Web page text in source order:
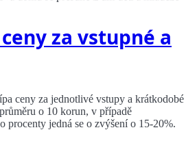
za vstupné a
ceny za jednotlivé vstupy a krátkodobé
o 10 korun, v případě
procenty jedná se o zvýšení o 15-20%.